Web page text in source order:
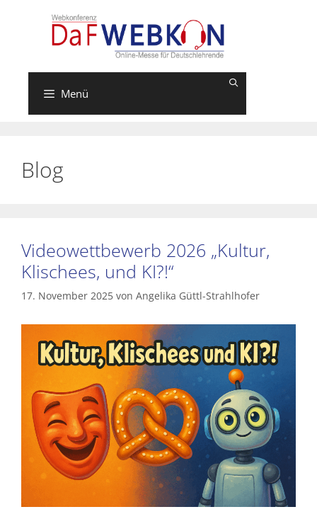
Menü
Blog
Videowettbewerb 2026 „Kultur,
Klischees, und KI?!“
17. November 2025 von Angelika Güttl-Strahlhofer